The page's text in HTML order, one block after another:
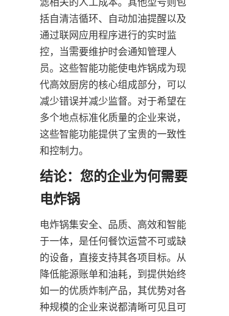
括自清洁循环、自动加油提醒以及
通过联网应用程序进行的实时监
控，当需要维护时会通知管理人
员。这些智能功能使电炸锅成为现
代高效厨房的核心组成部分，可以
减少错误并减少监督。对于希望在
多个地点标准化质量的企业来说，
这些智能功能提供了宝贵的一致性
和控制力。
结论：您的企业为何需要
电炸锅集安全、品质、高效和智能
于一体，是任何餐饮运营不可或缺
的设备，直接支持其各项目标。从
降低能源账单和油耗，到提供始终
如一的优质炸制产品，其优势对各
种规模的企业来说都清晰可见且可